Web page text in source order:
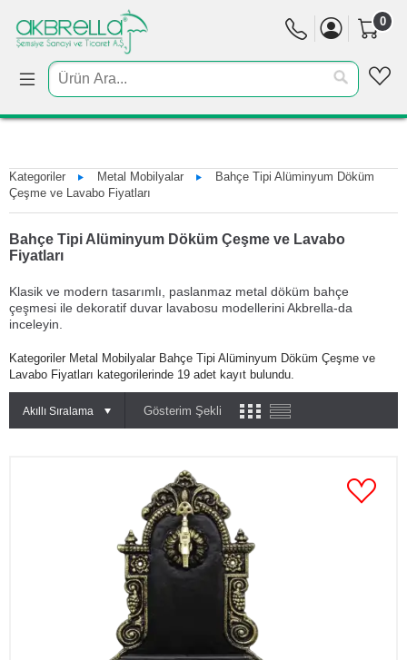
0
Kategoriler Metal Mobilyalar
Bahçe Tipi Alüminyum Döküm
Çeşme ve Lavabo Fiyatları
Bahçe Tipi Alüminyum Döküm Çeşme ve Lavabo
Fiyatları
Klasik ve modern tasarımlı, paslanmaz metal döküm bahçe
çeşmesi ile dekoratif duvar lavabosu modellerini Akbrella-da
inceleyin.
Kategoriler Metal Mobilyalar Bahçe Tipi Alüminyum Döküm Çeşme ve
Lavabo Fiyatları kategorilerinde 19 adet kayıt bulundu.
Akıllı Sıralama Gösterim Şekli